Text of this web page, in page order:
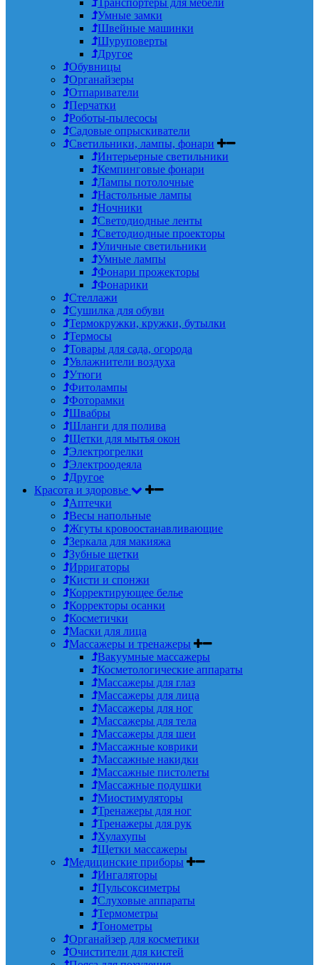
Умные замки
Швейные машинки
Шуруповерты
Другое
Обувницы
Органайзеры
Отпариватели
Перчатки
Роботы-пылесосы
Садовые опрыскиватели
Светильники, лампы, фонари
Интерьерные светильники
Кемпинговые фонари
Лампы потолочные
Настольные лампы
Ночники
Светодиодные ленты
Светодиодные проекторы
Уличные светильники
Умные лампы
Фонари прожекторы
Фонарики
Стеллажи
Сушилка для обуви
Термокружки, кружки, бутылки
Термосы
Товары для сада, огорода
Увлажнители воздуха
Утюги
Фитолампы
Фоторамки
Швабры
Шланги для полива
Щетки для мытья окон
Электрогрелки
Электроодеяла
Другое
Красота и здоровье
Аптечки
Весы напольные
Жгуты кровоостанавливающие
Зеркала для макияжа
Зубные щетки
Ирригаторы
Кисти и спонжи
Корректирующее белье
Корректоры осанки
Косметички
Маски для лица
Массажеры и тренажеры
Вакуумные массажеры
Косметологические аппараты
Массажеры для глаз
Массажеры для лица
Массажеры для ног
Массажеры для тела
Массажеры для шеи
Массажные коврики
Массажные накидки
Массажные пистолеты
Массажные подушки
Миостимуляторы
Тренажеры для ног
Тренажеры для рук
Хулахупы
Щетки массажеры
Медицинские приборы
Ингаляторы
Пульсоксиметры
Слуховые аппараты
Термометры
Тонометры
Органайзер для косметики
Очистители для кистей